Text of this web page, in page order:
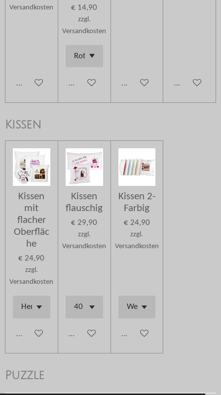
Versandkosten
Details anzeigen
€ 14,90
zzgl.
Versandkosten
Details anzeigenDetails anzeigenDetails
Kissen
Kissen
mit
flacher
Oberfläc
he
€ 24,90
zzgl.
Versandkosten
In den Warenkorb
Kissen
flauschig
€ 29,90
zzgl.
Versandkosten
Details anzeigen
Kissen 2-
Farbig
€ 24,90
zzgl.
Versandkosten
In den Warenkorb
Puzzle